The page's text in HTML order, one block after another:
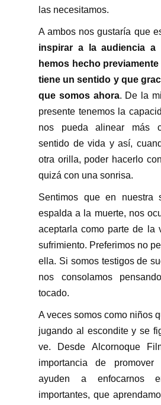
las necesitamos.
A ambos nos gustaría que
inspirar a la audiencia
hemos hecho
tiene un sentido y que
que somos ahora. De la
presente tenemos la
nos pueda alinear más
sentido de vida y así,
otra orilla, poder hacerlo
quizá con una sonrisa.
Sentimos que en nuestra
espalda a la muerte, nos
aceptarla como parte de la
sufrimiento. Preferimos no
ella. Si somos testigos de
nos consolamos
tocado.
A veces somos como niños
jugando al escondite y se
ve. Desde Alcornoque
importancia de
ayuden a enfocarnos
importantes, que